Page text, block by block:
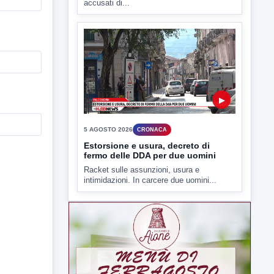
accusati di...
▶
5 AGOSTO 2026 CRONACA
Estorsione e usura, decreto di
fermo delle DDA per due uomini
Racket sulle assunzioni, usura e
intimidazioni. In carcere due uomini...